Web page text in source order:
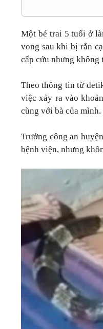
Một bé trai 5 tuổi ở
vong sau khi bị rắn
cấp cứu nhưng không
Theo thông tin từ
việc xảy ra vào
cùng với bà của mình.
Trưởng công an
bệnh viện, nhưng